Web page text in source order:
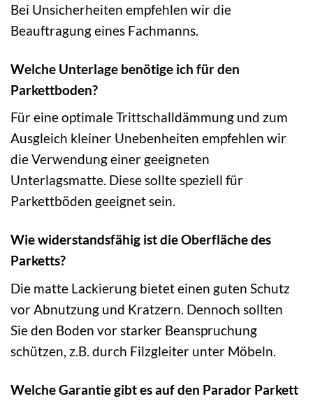
Bei Unsicherheiten empfehlen wir die
Beauftragung eines Fachmanns.
Welche Unterlage benötige ich für den
Parkettboden?
Für eine optimale Trittschalldämmung und zum
Ausgleich kleiner Unebenheiten empfehlen wir
die Verwendung einer geeigneten
Unterlagsmatte. Diese sollte speziell für
Parkettböden geeignet sein.
Wie widerstandsfähig ist die Oberfläche des
Parketts?
Die matte Lackierung bietet einen guten Schutz
vor Abnutzung und Kratzern. Dennoch sollten
Sie den Boden vor starker Beanspruchung
schützen, z.B. durch Filzgleiter unter Möbeln.
Welche Garantie gibt es auf den Parador Parkett